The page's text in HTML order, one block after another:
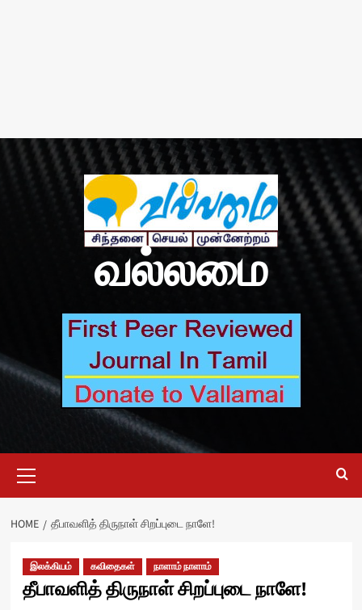
வல்லமை
Menu
HOME தீபாவளித் திருநாள் சிறப்புடை நாளே!
இலக்கியம் கவிதைகள் நாளாம் நாளாம்
தீபாவளித் திருநாள் சிறப்புடை நாளே!